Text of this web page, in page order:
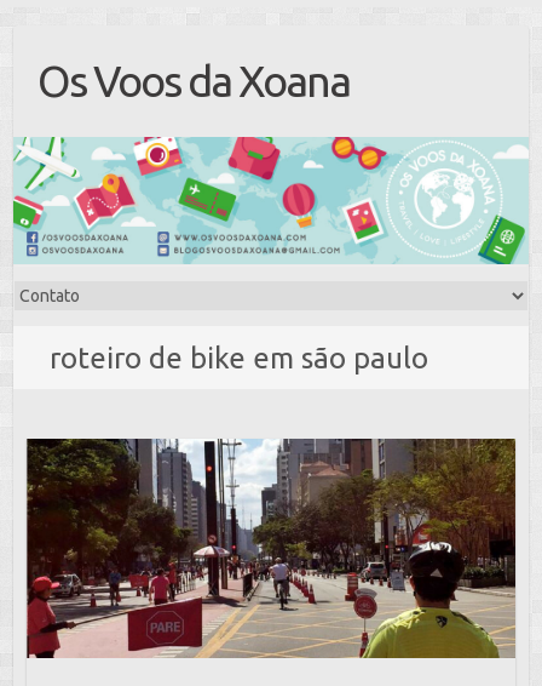
Os Voos da Xoana
roteiro de bike em são paulo